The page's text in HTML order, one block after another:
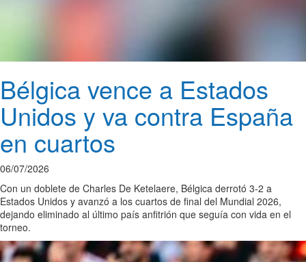
Bélgica vence a Estados
Unidos y va contra España
en cuartos
06/07/2026
Con un doblete de Charles De Ketelaere, Bélgica derrotó 3-2 a
Estados Unidos y avanzó a los cuartos de final del Mundial 2026,
dejando eliminado al último país anfitrión que seguía con vida en el
torneo.